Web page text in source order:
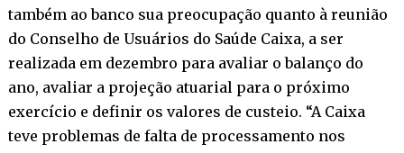
também ao banco sua preocupação quanto à reunião
do Conselho de Usuários do Saúde Caixa, a ser
realizada em dezembro para avaliar o balanço do
ano, avaliar a projeção atuarial para o próximo
exercício e definir os valores de custeio. “A Caixa
teve problemas de falta de processamento nos